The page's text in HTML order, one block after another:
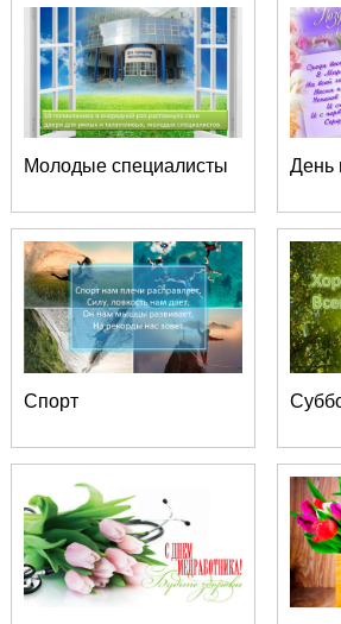
Молодые специалисты День
Спорт